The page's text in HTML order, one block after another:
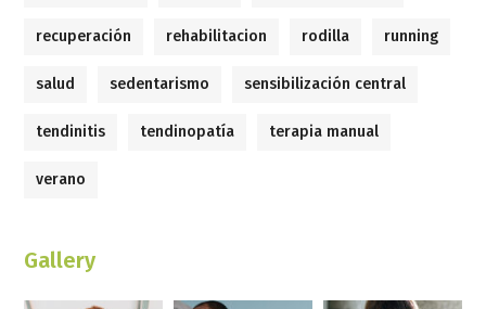
recuperación rehabilitacion rodilla running
salud sedentarismo sensibilización central
tendinitis tendinopatía terapia manual
verano
Gallery